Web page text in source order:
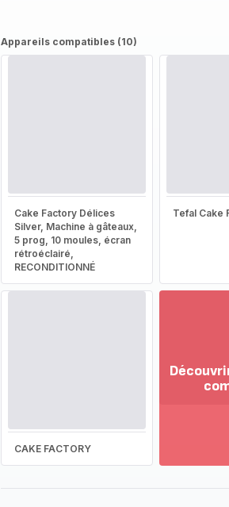
Appareils compatibles (10)
Cake Factory Délices
Silver, Machine à gâteaux,
5 prog, 10 moules, écran
rétroéclairé,
RECONDITIONNÉ
Tefal Cake
CAKE FACTORY
la